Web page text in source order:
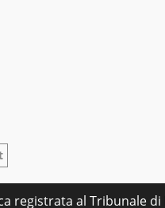
registrata al Tribunale di